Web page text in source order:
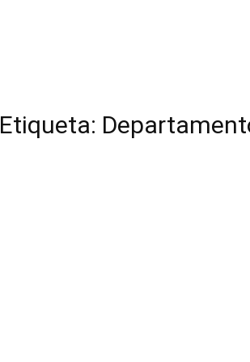
Etiqueta: